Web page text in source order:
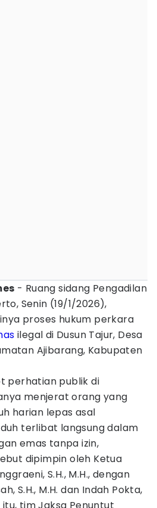
- Ruang sidang Pengadilan
Senin (19/1/2026),
proses hukum perkara
ilegal di Dusun Tajur, Desa
Ajibarang, Kabupaten
perhatian publik di
menjerat orang yang
harian lepas asal
terlibat langsung dalam
emas tanpa izin,
dipimpin oleh Ketua
S.H., M.H., dengan
S.H., M.H. dan Indah Pokta,